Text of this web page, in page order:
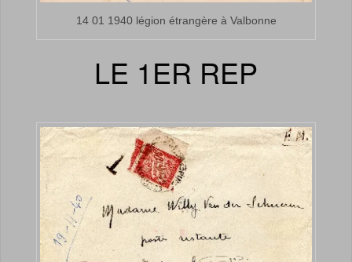
14 01 1940 légion étrangère à Valbonne
LE 1ER REP